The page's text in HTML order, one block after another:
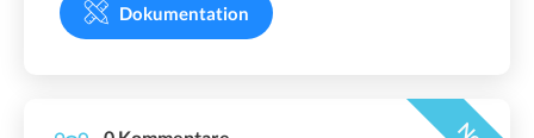
Dokumentation